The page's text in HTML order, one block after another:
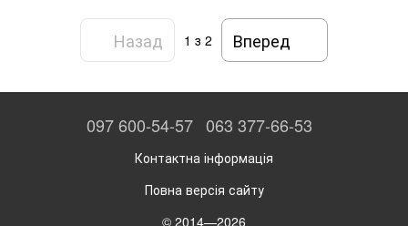
Назад 1 з 2 Вперед
097 600-54-57 063 377-66-53
Контактна інформація
Повна версія сайту
© 2014—2026